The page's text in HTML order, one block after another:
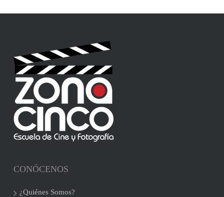
CONÓCENOS
¿Quiénes Somos?